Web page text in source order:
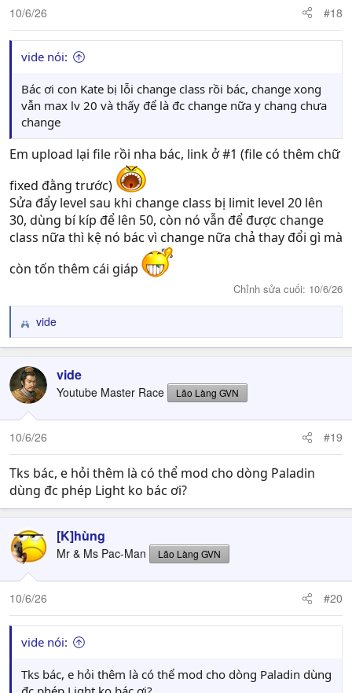
10/6/26 #18
vide nói:
Bác ơi con Kate bị lỗi change class rồi bác, change xong
vẫn max lv 20 và thấy để là đc change nữa y chang chưa
change
Em upload lại file rồi nha bác, link ở #1 (file có thêm chữ
fixed đằng trước)
Sửa đẩy level sau khi change class bị limit level 20 lên
30, dùng bí kíp để lên 50, còn nó vẫn để được change
class nữa thì kệ nó bác vì change nữa chả thay đổi gì mà
còn tốn thêm cái giáp
Chỉnh sửa cuối: 10/6/26
R
e
c
t
i
o
n
vide
vide
Youtube Master Race Lão Làng GVN
10/6/26 #19
Tks bác, e hỏi thêm là có thể mod cho dòng Paladin
dùng đc phép Light ko bác ơi?
[K]hùng
Mr & Ms Pac-Man Lão Làng GVN
10/6/26 #20
vide nói:
Tks bác, e hỏi thêm là có thể mod cho dòng Paladin dùng